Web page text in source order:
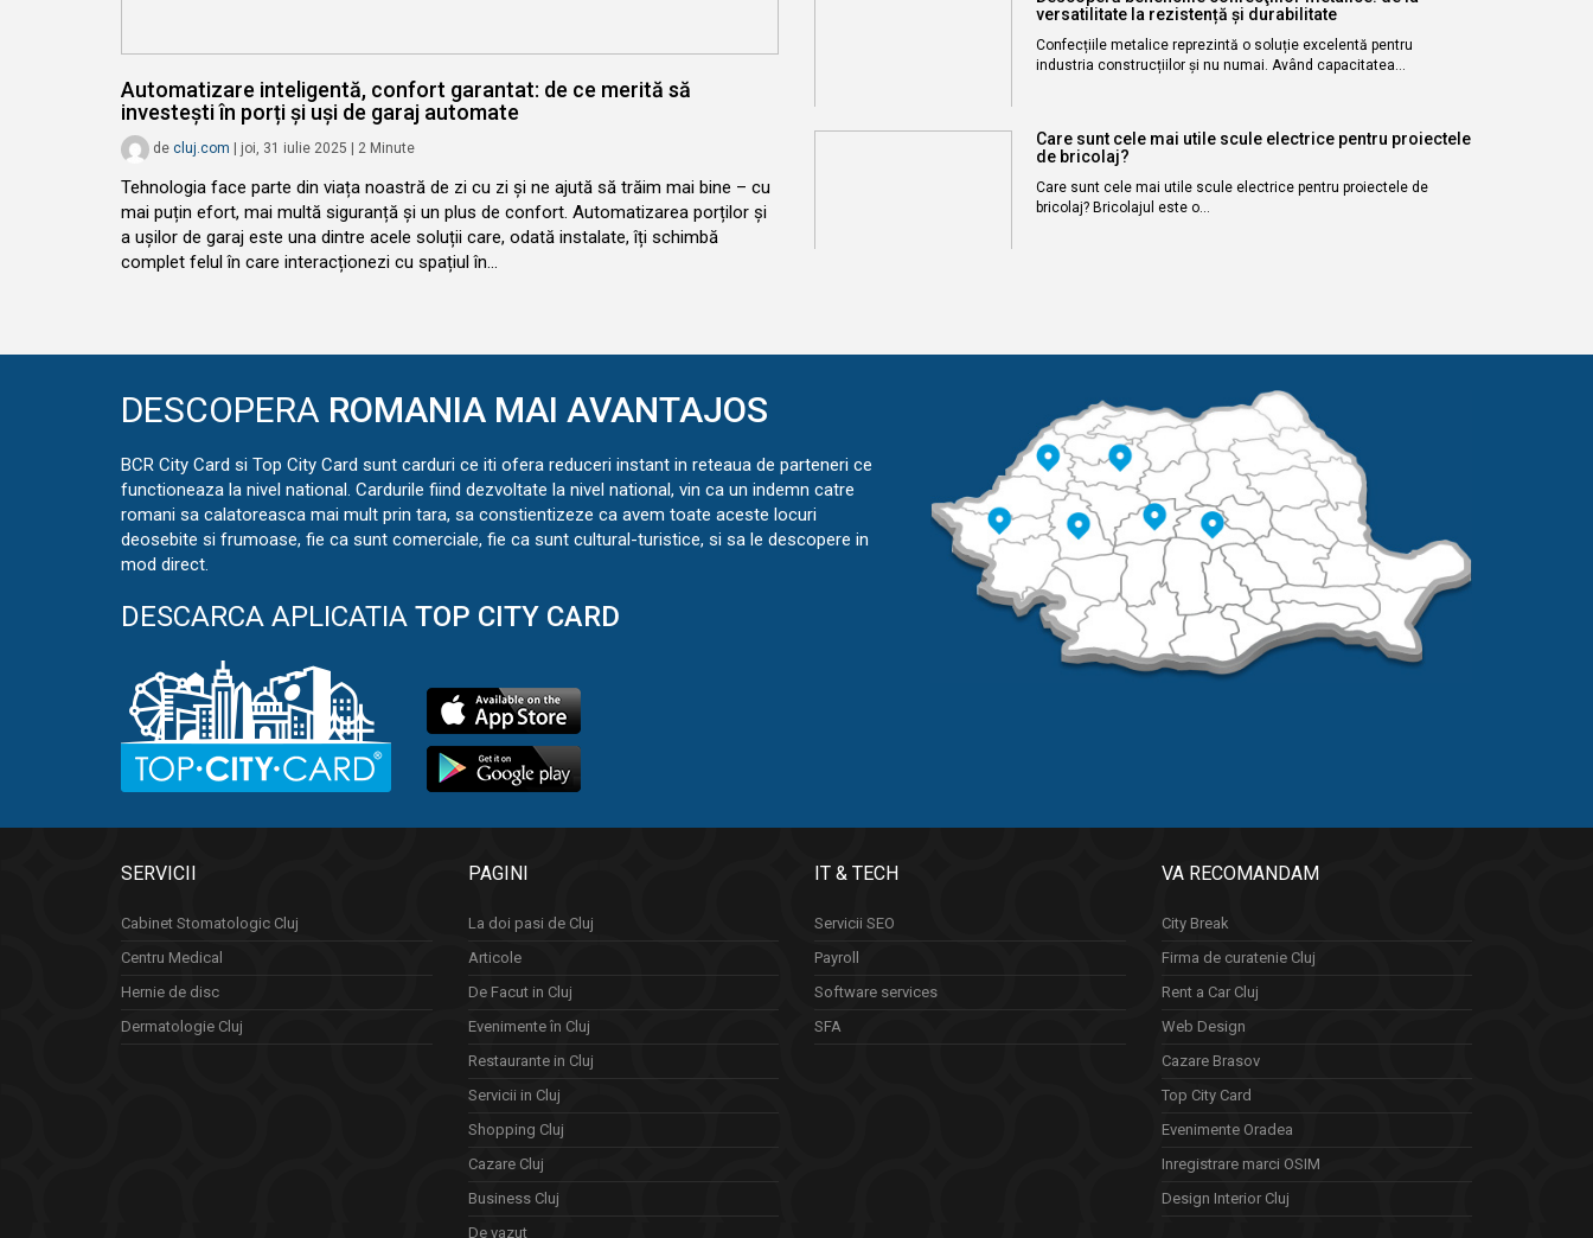
Automatizare inteligentă, confort garantat: de ce merită să
investești în porți și uși de garaj automate
de cluj.com joi, 31 iulie 2025 2 Minute
Tehnologia face parte din viața noastră de zi cu zi și ne ajută să trăim mai bine – cu
mai puțin efort, mai multă siguranță și un plus de confort. Automatizarea porților și
a ușilor de garaj este una dintre acele soluții care, odată instalate, îți schimbă
complet felul în care interacționezi cu spațiul în…
versatilitate la rezistență și durabilitate
Confecțiile metalice reprezintă o soluție excelentă pentru
industria construcțiilor şi nu numai. Având capacitatea…
Care sunt cele mai utile scule electrice pentru proiectele
de bricolaj?
Care sunt cele mai utile scule electrice pentru proiectele de
bricolaj? Bricolajul este o…
DESCOPERA ROMANIA MAI AVANTAJOS
BCR City Card si Top City Card sunt carduri ce iti ofera reduceri instant in reteaua de parteneri ce
functioneaza la nivel national. Cardurile fiind dezvoltate la nivel national, vin ca un indemn catre
romani sa calatoreasca mai mult prin tara, sa constientizeze ca avem toate aceste locuri
deosebite si frumoase, fie ca sunt comerciale, fie ca sunt cultural-turistice, si sa le descopere in
mod direct.
DESCARCA APLICATIA TOP CITY CARD
SERVICII
Cabinet Stomatologic Cluj
Centru Medical
Hernie de disc
Dermatologie Cluj
PAGINI
La doi pasi de Cluj
Articole
De Facut in Cluj
Evenimente în Cluj
Restaurante in Cluj
Servicii in Cluj
Shopping Cluj
Cazare Cluj
Business Cluj
De vazut
IT & TECH
Servicii SEO
Payroll
Software services
SFA
VA RECOMANDAM
City Break
Firma de curatenie Cluj
Rent a Car Cluj
Web Design
Cazare Brasov
Top City Card
Evenimente Oradea
Inregistrare marci OSIM
Design Interior Cluj